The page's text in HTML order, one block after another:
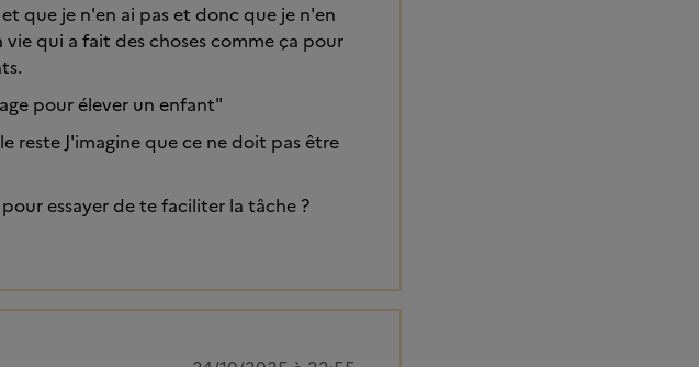
que je n'en ai pas et donc que je n'en
qui a fait des choses comme ça pour
pour élever un enfant"
reste J'imagine que ce ne doit pas être
essayer de te faciliter la tâche ?